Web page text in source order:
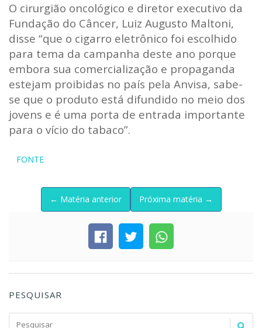
O cirurgião oncológico e diretor executivo da
Fundação do Câncer, Luiz Augusto Maltoni,
disse “que o cigarro eletrônico foi escolhido
para tema da campanha deste ano porque
embora sua comercialização e propaganda
estejam proibidas no país pela Anvisa, sabe-
se que o produto está difundido no meio dos
jovens e é uma porta de entrada importante
para o vício do tabaco”.
FONTE
← Matéria anterior Próxima matéria →
PESQUISAR